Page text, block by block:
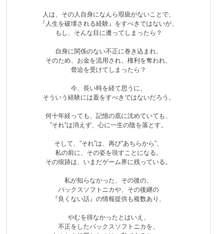
人は、その人自身になんら瑕疵がないことで、
『人生を破壊される経験』をすべきではないが、
もし、そんな目に遭ってしまったら？
自身に関係のない不正に巻き込まれ、
そのため、お金を流用され、権利を奪われ、
脅迫を受けてしまったら？
今、長い時を経て思うに、
そういう経験には蓋をすべきではないだろう。
何十年経っても、記憶の底に沈めていても、
”それ”は消えず、心に一生の陰を落とす。
そして、”それ”は、再び”あちらから”、
私の前に、その姿を現すことになる。
その痕跡は、いまだゲーム界に残っている。
私が知らなかった、その後の、
パックスソフトニカや、その後継の
『良くない話』の情報提供も複数あり、
やむを得なかったとはいえ、
不正をしたパックスソフトニカを、